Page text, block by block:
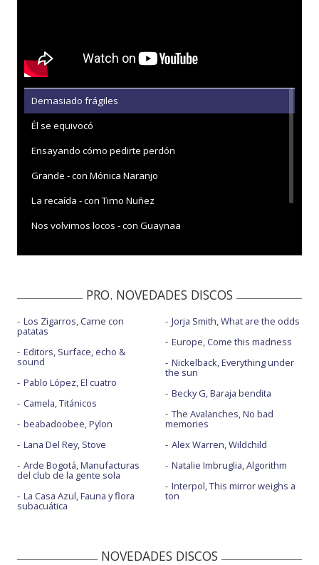
Demasiado frágiles
Él se equivocó
Ensayando cómo pedirte perdón
Grande - con Mónica Naranjo
La recaída - con Timo Nuñez
Nos volvimos locos - con Guaynaa
PRO. NOVEDADES DISCOS
Los Zigarros, Carne con
patatas
Editors, Surface, echo &
sound
Pablo López, El cuatro
Camela, Titánicos
beabadoobee, Pylon
Lana Del Rey, Stove
Arde Bogotá, Manufacturas
del club de la gente sola
La Casa Azul, Fauna y flora
subacuática
Jorja Smith, What are the odds
Europe, Come this madness
Nickelback, Everything under
the sun
Becky G, Baraja bendita
The Avalanches, No bad
memories
Alex Warren, Wildchild
Natalie Imbruglia, Algorithm
Interpol, This mirror weighs a
ton
NOVEDADES DISCOS